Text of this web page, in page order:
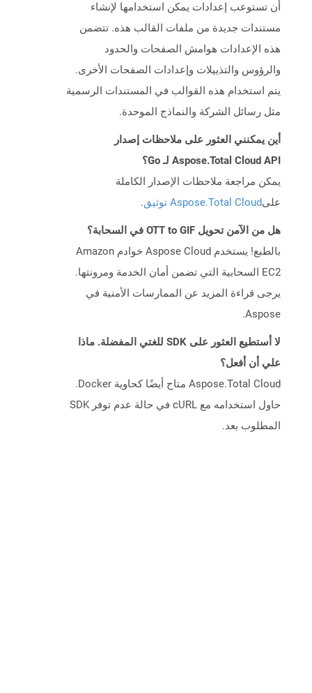
أن تستوعب إعدادات يمكن استخدامها لإنشاء
مستندات جديدة من ملفات القالب هذه. تتضمن
هذه الإعدادات هوامش الصفحات والحدود
والرؤوس والتذييلات وإعدادات الصفحات الأخرى.
يتم استخدام هذه القوالب في المستندات الرسمية
مثل رسائل الشركة والنماذج الموحدة.
أين يمكنني العثور على ملاحظات إصدار
Aspose.Total Cloud API لـ Go؟
يمكن مراجعة ملاحظات الإصدار الكاملة
علىAspose.Total Cloud توثيق .
هل من الآمن تحويل OTT to GIF في السحابة؟
بالطبع! يستخدم Aspose Cloud خوادم Amazon
EC2 السحابية التي تضمن أمان الخدمة ومرونتها.
يرجى قراءة المزيد عن الممارسات الأمنية في
Aspose.
لا أستطيع العثور على SDK للغتي المفضلة. ماذا
علي أن أفعل؟
Aspose.Total Cloud متاح أيضًا كحاوية Docker.
حاول استخدامه مع cURL في حالة عدم توفر SDK
المطلوب بعد.